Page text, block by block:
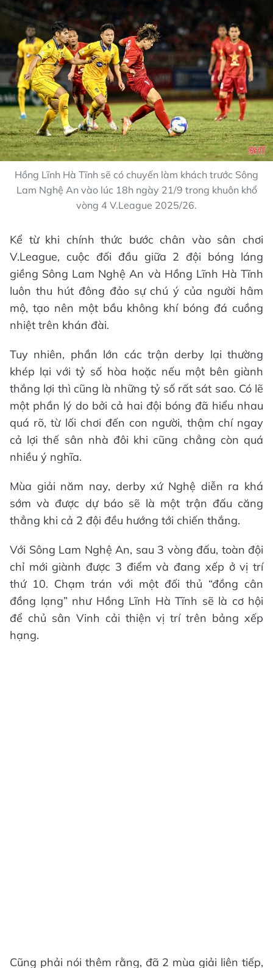
Hồng Lĩnh Hà Tĩnh sẽ có chuyến làm khách trước Sông
Lam Nghệ An vào lúc 18h ngày 21/9 trong khuôn khổ
vòng 4 V.League 2025/26.
Kể từ khi chính thức bước chân vào sân chơi
V.League, cuộc đối đầu giữa 2 đội bóng láng
giềng Sông Lam Nghệ An và Hồng Lĩnh Hà Tĩnh
luôn thu hút đông đảo sự chú ý của người hâm
mộ, tạo nên một bầu không khí bóng đá cuồng
nhiệt trên khán đài.
Tuy nhiên, phần lớn các trận derby lại thường
khép lại với tỷ số hòa hoặc nếu một bên giành
thắng lợi thì cũng là những tỷ số rất sát sao. Có lẽ
một phần lý do bởi cả hai đội bóng đã hiểu nhau
quá rõ, từ lối chơi đến con người, thậm chí ngay
cả lợi thế sân nhà đôi khi cũng chẳng còn quá
nhiều ý nghĩa.
Mùa giải năm nay, derby xứ Nghệ diễn ra khá
sớm và được dự báo sẽ là một trận đấu căng
thẳng khi cả 2 đội đều hướng tới chiến thắng.
Với Sông Lam Nghệ An, sau 3 vòng đấu, toàn đội
chỉ mới giành được 3 điểm và đang xếp ở vị trí
thứ 10. Chạm trán với một đối thủ “đồng cân
đồng lạng” như Hồng Lĩnh Hà Tĩnh sẽ là cơ hội
để chủ sân Vinh cải thiện vị trí trên bảng xếp
hạng.
Cũng phải nói thêm rằng, đã 2 mùa giải liên tiếp,